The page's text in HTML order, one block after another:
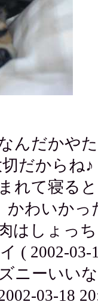
だかや
だからね♪
れて寝る
かわいかっ
しょっち
( 2002-03-
ーいいな
03-18